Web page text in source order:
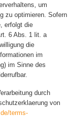
um
zu optimieren. Sofern
erfolgt die
6 Abs. 1 lit. a
die
im
im Sinne des
durch
von
terms-